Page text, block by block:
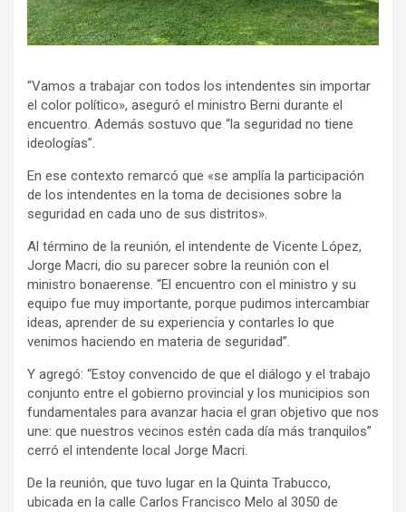
“Vamos a trabajar con todos los intendentes sin importar
el color político», aseguró el ministro Berni durante el
encuentro. Además sostuvo que “la seguridad no tiene
ideologías”.
En ese contexto remarcó que «se amplía la participación
de los intendentes en la toma de decisiones sobre la
seguridad en cada uno de sus distritos».
Al término de la reunión, el intendente de Vicente López,
Jorge Macri, dio su parecer sobre la reunión con el
ministro bonaerense. “El encuentro con el ministro y su
equipo fue muy importante, porque pudimos intercambiar
ideas, aprender de su experiencia y contarles lo que
venimos haciendo en materia de seguridad”.
Y agregó: “Estoy convencido de que el diálogo y el trabajo
conjunto entre el gobierno provincial y los municipios son
fundamentales para avanzar hacia el gran objetivo que nos
une: que nuestros vecinos estén cada día más tranquilos”
cerró el intendente local Jorge Macri.
De la reunión, que tuvo lugar en la Quinta Trabucco,
ubicada en la calle Carlos Francisco Melo al 3050 de